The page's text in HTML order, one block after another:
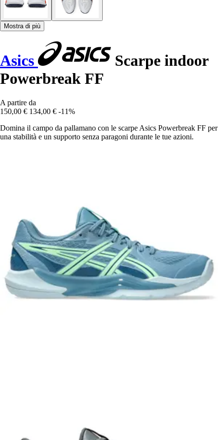
Mostra di più
Asics
Scarpe indoor
Powerbreak FF
A partire da
150,00 € 134,00 € -11%
Domina il campo da pallamano con le scarpe Asics Powerbreak FF per
una stabilità e un supporto senza paragoni durante le tue azioni.